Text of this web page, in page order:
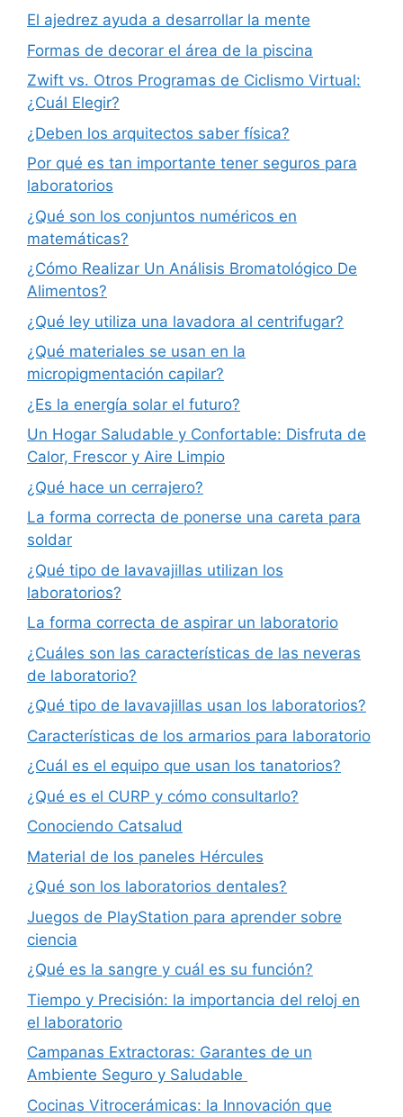
El ajedrez ayuda a desarrollar la mente
Formas de decorar el área de la piscina
Zwift vs. Otros Programas de Ciclismo Virtual:
¿Cuál Elegir?
¿Deben los arquitectos saber física?
Por qué es tan importante tener seguros para
laboratorios
¿Qué son los conjuntos numéricos en
matemáticas?
¿Cómo Realizar Un Análisis Bromatológico De
Alimentos?
¿Qué ley utiliza una lavadora al centrifugar?
¿Qué materiales se usan en la
micropigmentación capilar?
¿Es la energía solar el futuro?
Un Hogar Saludable y Confortable: Disfruta de
Calor, Frescor y Aire Limpio
¿Qué hace un cerrajero?
La forma correcta de ponerse una careta para
soldar
¿Qué tipo de lavavajillas utilizan los
laboratorios?
La forma correcta de aspirar un laboratorio
¿Cuáles son las características de las neveras
de laboratorio?
¿Qué tipo de lavavajillas usan los laboratorios?
Características de los armarios para laboratorio
¿Cuál es el equipo que usan los tanatorios?
¿Qué es el CURP y cómo consultarlo?
Conociendo Catsalud
Material de los paneles Hércules
¿Qué son los laboratorios dentales?
Juegos de PlayStation para aprender sobre
ciencia
¿Qué es la sangre y cuál es su función?
Tiempo y Precisión: la importancia del reloj en
el laboratorio
Campanas Extractoras: Garantes de un
Ambiente Seguro y Saludable
Cocinas Vitrocerámicas: la Innovación que